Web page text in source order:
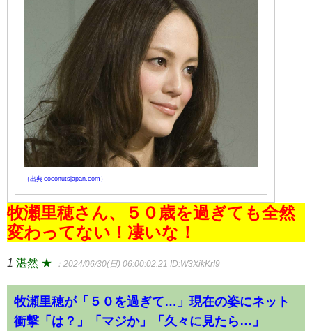
（出典 coconutsjapan.com）
牧瀬里穂さん、５０歳を過ぎても全然
変わってない！凄いな！
1 湛然 ★ ：2024/06/30(日) 06:00:02.21 ID:W3XikKrI9
牧瀬里穂が「５０を過ぎて…」現在の姿にネット
衝撃「は？」「マジか」「久々に見たら…」